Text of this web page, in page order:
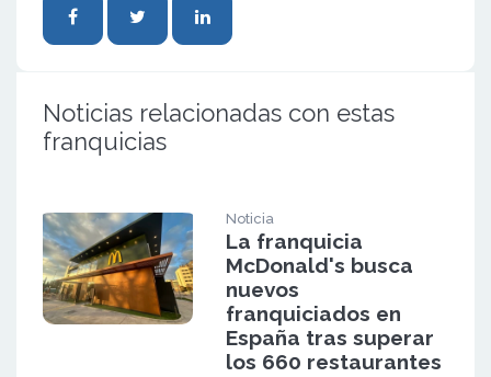
Noticias relacionadas con estas
franquicias
Noticia
La franquicia
McDonald's busca
nuevos
franquiciados en
España tras superar
los 660 restaurantes